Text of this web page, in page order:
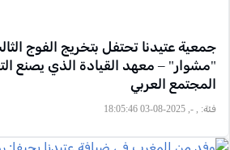
جمعية عتيدنا تحتفل بتخريج الفوج
"مشوار" – معهد القيادة الذي يصنع
المجتمع العربي
فئة: , -, 2025-08-03 18:05:46